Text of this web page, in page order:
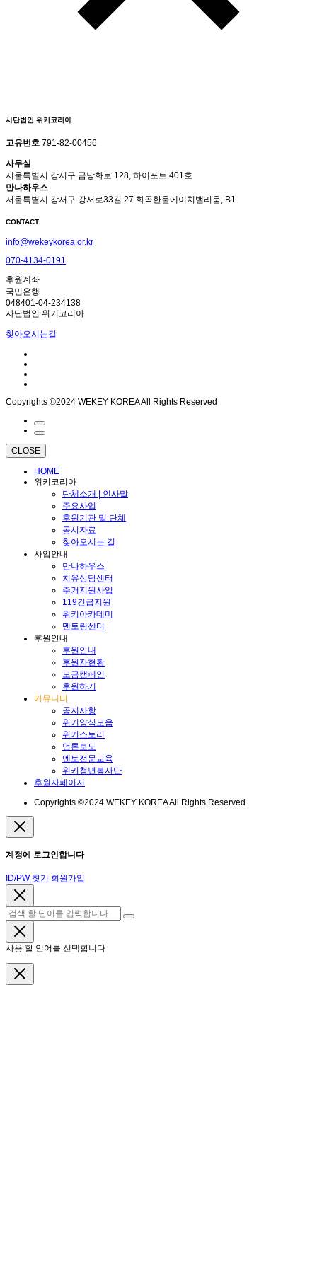
사단법인 위키코리아
고유번호 791-82-00456
사무실
서울특별시 강서구 금낭화로 128, 하이포트 401호
만나하우스
서울특별시 강서구 강서로33길 27 화곡한울에이치밸리움, B1
CONTACT
info@wekeykorea.or.kr
070-4134-0191
후원계좌
국민은행
048401-04-234138
사단법인 위키코리아
찾아오시는길
Copyrights ©2024 WEKEY KOREA All Rights Reserved
CLOSE
HOME
위키코리아
단체소개 | 인사말
주요사업
후원기관 및 단체
공시자료
찾아오시는 길
사업안내
만나하우스
치유상담센터
주거지원사업
119긴급지원
위키아카데미
멘토링센터
후원안내
후원안내
후원자현황
모금캠페인
후원하기
커뮤니티
공지사항
위키양식모음
위키스토리
언론보도
멘토전문교육
위키청년봉사단
후원자페이지
Copyrights ©2024 WEKEY KOREA All Rights Reserved
계정에 로그인합니다
ID/PW 찾기 회원가입
사용 할 언어를 선택합니다